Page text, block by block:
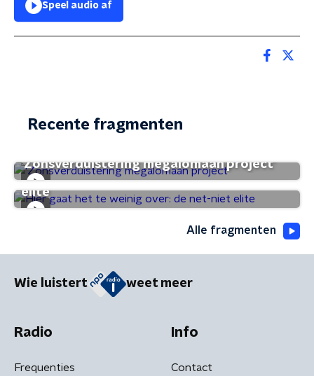
Speel audio af
Recente fragmenten
'Zonsverduistering megalomaan project'
Hier gaat het te weinig over: de net-niet
elite
Alle fragmenten
Wie luistert weet meer
Radio
Frequenties
Info
Contact